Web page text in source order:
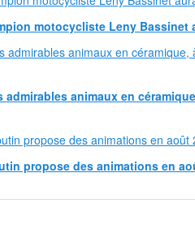
motocycliste Leny Bassinet
animaux en
propose des animations en